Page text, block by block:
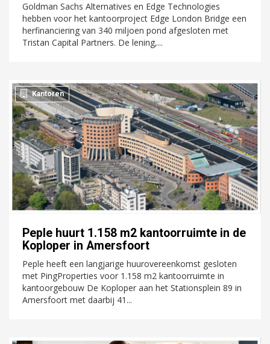
Goldman Sachs Alternatives en Edge Technologies
hebben voor het kantoorproject Edge London Bridge een
herfinanciering van 340 miljoen pond afgesloten met
Tristan Capital Partners. De lening,...
Kantoren
Peple huurt 1.158 m2 kantoorruimte in de
Koploper in Amersfoort
Peple heeft een langjarige huurovereenkomst gesloten
met PingProperties voor 1.158 m2 kantoorruimte in
kantoorgebouw De Koploper aan het Stationsplein 89 in
Amersfoort met daarbij 41...